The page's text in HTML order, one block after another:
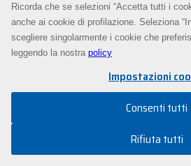
Ricorda che se selezioni “Accetta tutti i
anche ai cookie di profilazione. Seleziona
scegliere singolarmente i cookie che
leggendo la nostra policy
Impostazioni
Consenti tutti
Rifiuta tutti